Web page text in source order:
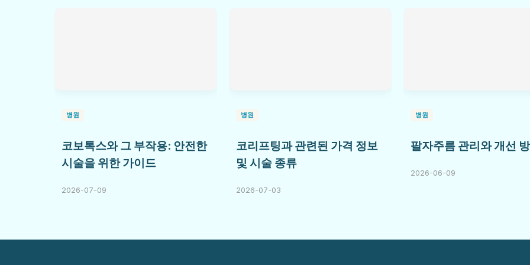
병원
코보톡스와 그 부작용: 안전한
시술을 위한 가이드
2026-07-09
병원
코리프팅과 관련된 가격 정보
및 시술 종류
2026-07-03
병원
팔자주름 관리와 개선
2026-06-09